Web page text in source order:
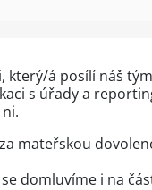
který/á posílí náš
s úřady a
mateřskou
domluvíme i na